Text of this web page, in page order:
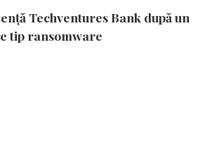
Techventures Bank după un
tip ransomware